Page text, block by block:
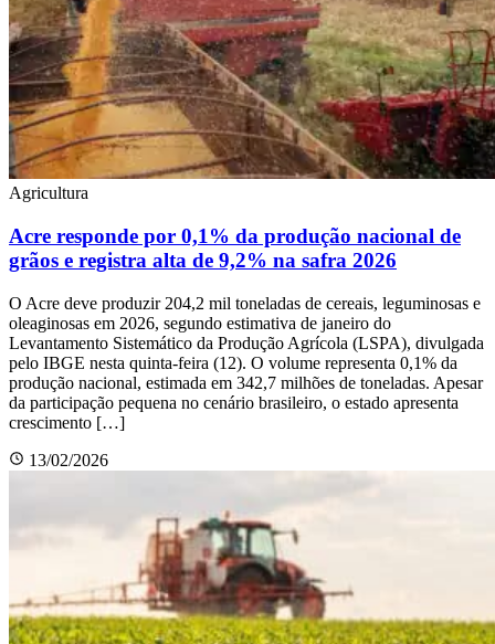
Agricultura
Acre responde por 0,1% da produção nacional de
grãos e registra alta de 9,2% na safra 2026
O Acre deve produzir 204,2 mil toneladas de cereais, leguminosas e
oleaginosas em 2026, segundo estimativa de janeiro do
Levantamento Sistemático da Produção Agrícola (LSPA), divulgada
pelo IBGE nesta quinta-feira (12). O volume representa 0,1% da
produção nacional, estimada em 342,7 milhões de toneladas. Apesar
da participação pequena no cenário brasileiro, o estado apresenta
crescimento […]
13/02/2026